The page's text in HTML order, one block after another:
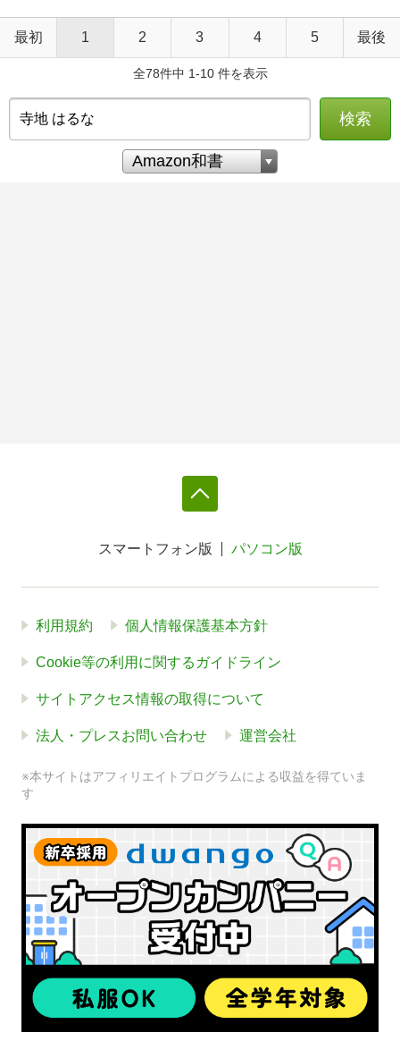
最初 1 2 3 4 5 最後
全78件中 1-10 件を表示
検索
スマートフォン版 パソコン版
利用規約 個人情報保護基本方針
Cookie等の利用に関するガイドライン
サイトアクセス情報の取得について
法人・プレスお問い合わせ 運営会社
※本サイトはアフィリエイトプログラムによる収益を得ていま
す